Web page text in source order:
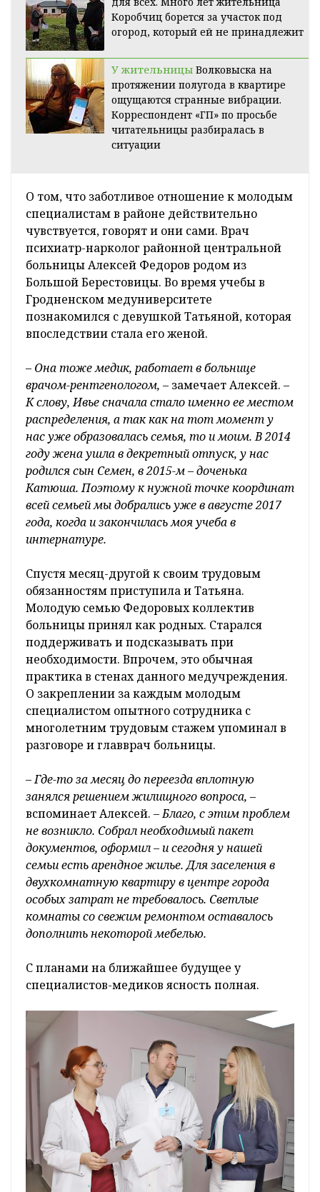
Коробчиц борется за участок под
огород, который ей не принадлежит
У жительницы Волковыска на
протяжении полугода в квартире
ощущаются странные вибрации.
Корреспондент «ГП» по просьбе
читательницы разбиралась в
ситуации
О том, что заботливое отношение к молодым
специалистам в районе действительно
чувствуется, говорят и они сами. Врач
психиатр-нарколог районной центральной
больницы Алексей Федоров родом из
Большой Берестовицы. Во время учебы в
Гродненском медуниверситете
познакомился с девушкой Татьяной, которая
впоследствии стала его женой.
– Она тоже медик, работает в больнице
врачом-рентгенологом, – замечает Алексей. –
К слову, Ивье сначала стало именно ее местом
распределения, а так как на тот момент у
нас уже образовалась семья, то и моим. В 2014
году жена ушла в декретный отпуск, у нас
родился сын Семен, в 2015-м – доченька
Катюша. Поэтому к нужной точке координат
всей семьей мы добрались уже в августе 2017
года, когда и закончилась моя учеба в
интернатуре.
Спустя месяц-другой к своим трудовым
обязанностям приступила и Татьяна.
Молодую семью Федоровых коллектив
больницы принял как родных. Старался
поддерживать и подсказывать при
необходимости. Впрочем, это обычная
практика в стенах данного медучреждения.
О закреплении за каждым молодым
специалистом опытного сотрудника с
многолетним трудовым стажем упоминал в
разговоре и главврач больницы.
– Где-то за месяц до переезда вплотную
занялся решением жилищного вопроса, –
вспоминает Алексей. – Благо, с этим проблем
не возникло. Собрал необходимый пакет
документов, оформил – и сегодня у нашей
семьи есть арендное жилье. Для заселения в
двухкомнатную квартиру в центре города
особых затрат не требовалось. Светлые
комнаты со свежим ремонтом оставалось
дополнить некоторой мебелью.
С планами на ближайшее будущее у
специалистов-медиков ясность полная.